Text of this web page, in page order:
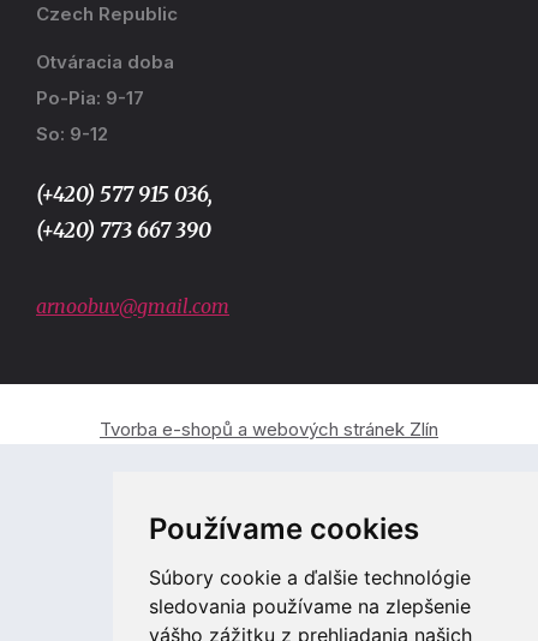
Používame cookies
Súbory cookie a ďalšie technológie
sledovania používame na zlepšenie
vášho zážitku z prehliadania našich
Czech Republic
Otváracia doba
Po-Pia: 9-17
So: 9-12
(+420) 577 915 036,
(+420) 773 667 390
arnoobuv@gmail.com
Tvorba e-shopů a webových stránek Zlín